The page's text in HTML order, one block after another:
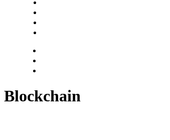
Blockchain